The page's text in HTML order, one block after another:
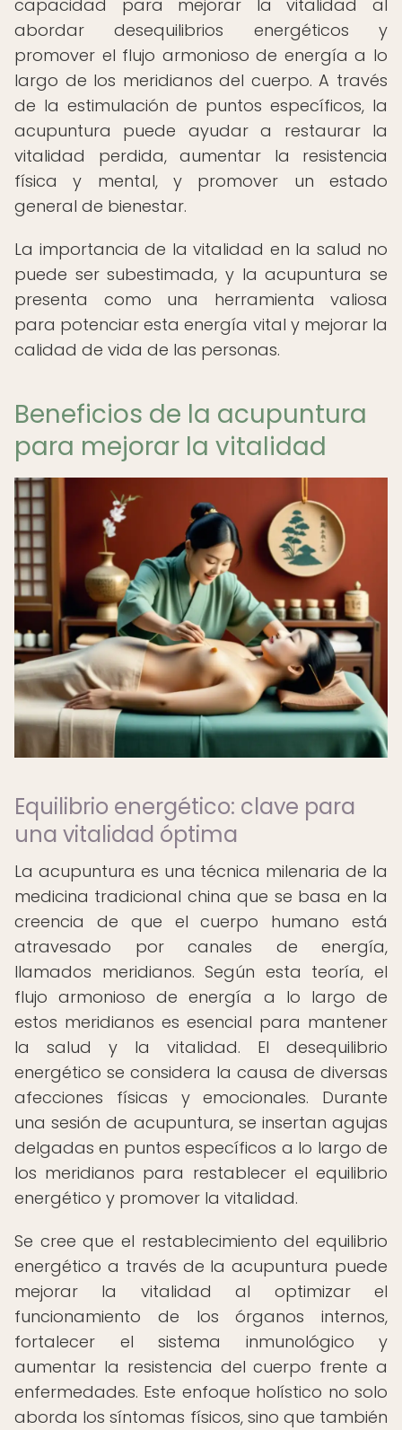
capacidad para mejorar la vitalidad al
abordar desequilibrios energéticos y
promover el flujo armonioso de energía a lo
largo de los meridianos del cuerpo. A través
de la estimulación de puntos específicos, la
acupuntura puede ayudar a restaurar la
vitalidad perdida, aumentar la resistencia
física y mental, y promover un estado
general de bienestar.
La importancia de la vitalidad en la salud no
puede ser subestimada, y la acupuntura se
presenta como una herramienta valiosa
para potenciar esta energía vital y mejorar la
calidad de vida de las personas.
Beneficios de la acupuntura
para mejorar la vitalidad
Equilibrio energético: clave para
una vitalidad óptima
La acupuntura es una técnica milenaria de la
medicina tradicional china que se basa en la
creencia de que el cuerpo humano está
atravesado por canales de energía,
llamados meridianos. Según esta teoría, el
flujo armonioso de energía a lo largo de
estos meridianos es esencial para mantener
la salud y la vitalidad. El desequilibrio
energético se considera la causa de diversas
afecciones físicas y emocionales. Durante
una sesión de acupuntura, se insertan agujas
delgadas en puntos específicos a lo largo de
los meridianos para restablecer el equilibrio
energético y promover la vitalidad.
Se cree que el restablecimiento del equilibrio
energético a través de la acupuntura puede
mejorar la vitalidad al optimizar el
funcionamiento de los órganos internos,
fortalecer el sistema inmunológico y
aumentar la resistencia del cuerpo frente a
enfermedades. Este enfoque holístico no solo
aborda los síntomas físicos, sino que también